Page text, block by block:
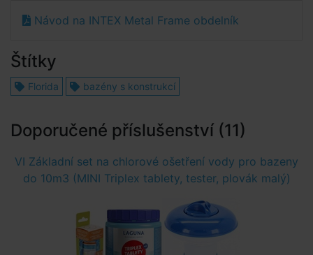
Návod na INTEX Metal Frame obdelník
Štítky
Florida bazény s konstrukcí
Doporučené příslušenství (11)
VI Základní set na chlorové ošetření vody pro bazeny
do 10m3 (MINI Triplex tablety, tester, plovák malý)